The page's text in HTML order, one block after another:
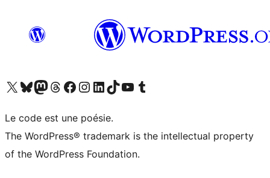
Visitez notre compte X (précédemment Twitter)
Visiter notre compte Bluesky
Visiter notre compte Mastodon
Visiter notre compte Threads
Consulter notre compte Facebook
Consulter notre compte Instagram
Consulter notre compte LinkedIn
Visiter notre compte TokTok
Visiter notre chaîne YouTube
Visiter notre compte Tumblr
Le code est une poésie.
The WordPress® trademark is the intellectual property
of the WordPress Foundation.